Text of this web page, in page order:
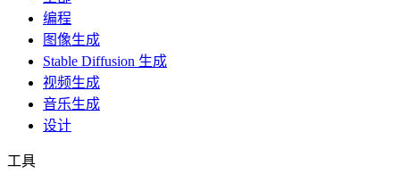
编程
图像生成
Stable Diffusion 生成
视频生成
音乐生成
设计
工具